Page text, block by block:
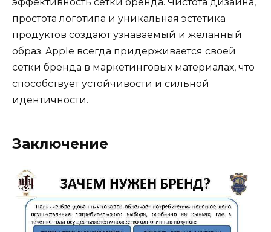
простота логотипа и уникальная эстетика
продуктов создают узнаваемый и желанный
образ. Apple всегда придерживается своей
сетки бренда в маркетинговых материалах, что
способствует устойчивости и сильной
идентичности.
Заключение